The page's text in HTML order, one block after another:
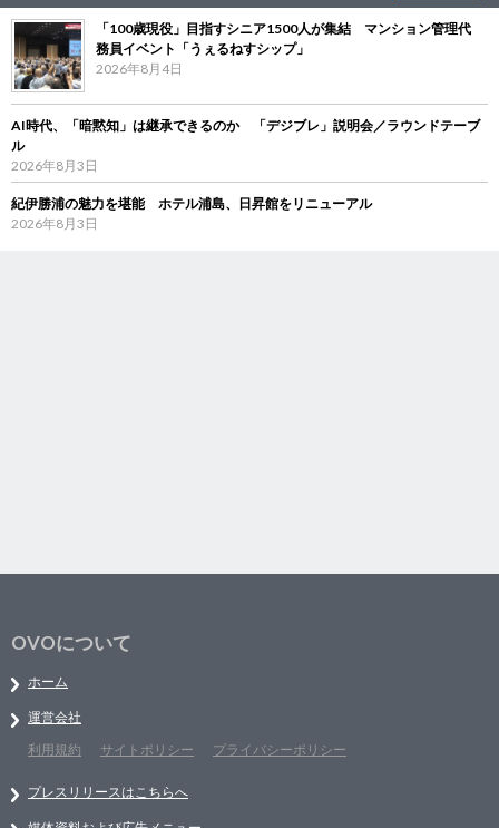
「100歳現役」目指すシニア1500人が集結 マンション管理代
務員イベント「うぇるねすシップ」
2026年8月4日
AI時代、「暗黙知」は継承できるのか 「デジブレ」説明会／ラウンドテーブ
ル
2026年8月3日
紀伊勝浦の魅力を堪能 ホテル浦島、日昇館をリニューアル
2026年8月3日
OVOについて
ホーム
運営会社
利用規約
サイトポリシー プライバシーポリシー
プレスリリースはこちらへ